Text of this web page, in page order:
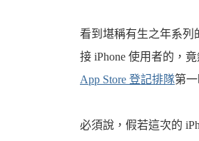
看到堪稱有生之年系列
接 iPhone 使用者的，
App Store 登記排隊第
必須說，假若這次的